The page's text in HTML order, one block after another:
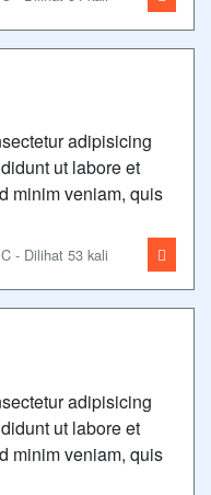
adipisicing
ut labore et
minim veniam, quis
- Dilihat 53 kali
adipisicing
ut labore et
minim veniam, quis